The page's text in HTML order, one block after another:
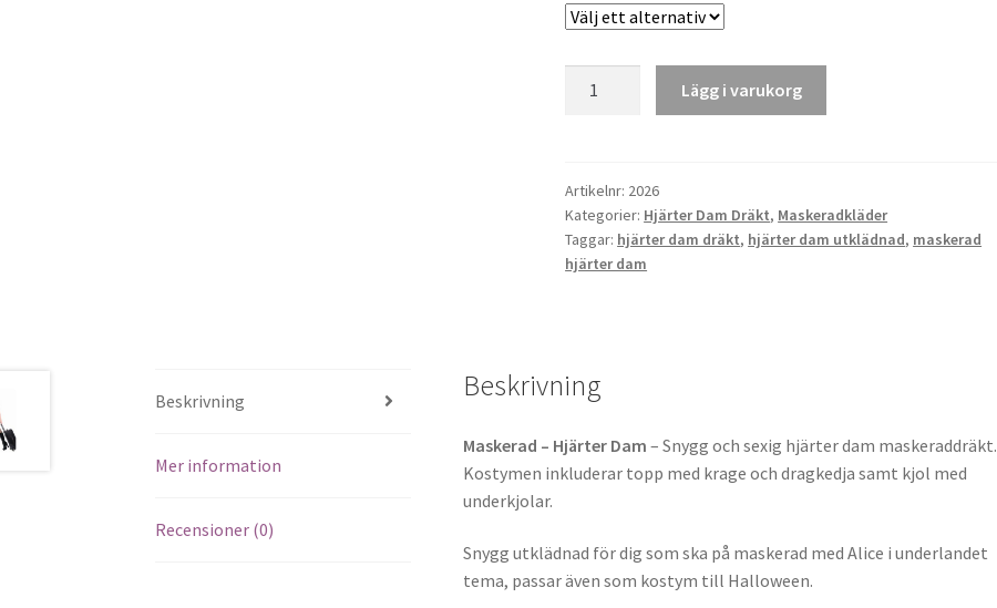
Lägg i varukorg
Artikelnr: 2026
Kategorier: Hjärter Dam Dräkt, Maskeradkläder
Taggar: hjärter dam dräkt, hjärter dam utklädnad, maskerad
hjärter dam
Beskrivning
Mer information
Recensioner (0)
Beskrivning
Maskerad – Hjärter Dam – Snygg och sexig hjärter dam maskeraddräkt.
Kostymen inkluderar topp med krage och dragkedja samt kjol med
underkjolar.
Snygg utklädnad för dig som ska på maskerad med Alice i underlandet
tema, passar även som kostym till Halloween.